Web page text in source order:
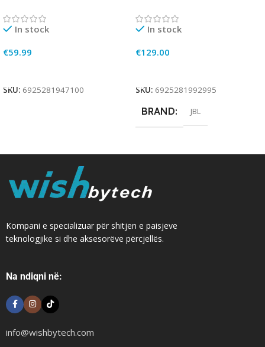
In stock
€59.99
SKU: 6925281947100
In stock
€129.00
SKU: 6925281992995
BRAND JBL
Kompani e specializuar për shitjen e paisjeve
teknologjike si dhe aksesorëve përcjellës.
Na ndiqni në:
info@wishbytech.com